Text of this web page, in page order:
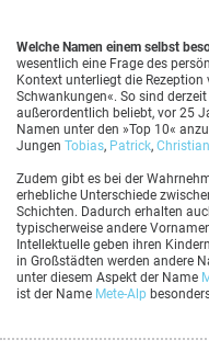
Welche Namen einem selbst
wesentlich eine Frage des
Kontext unterliegt die
Schwankungen«. So sind
außerordentlich beliebt, vor 25
Namen unter den »Top 10«
Jungen Tobias, Patrick, Christian
Zudem gibt es bei der
erhebliche Unterschiede
Schichten. Dadurch erhalten
typischerweise andere
Intellektuelle geben ihren
in Großstädten werden andere
unter diesem Aspekt der Name
ist der Name Mete-Alp